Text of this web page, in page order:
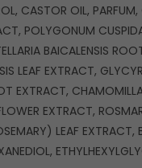
CASTOR OIL, PARFUM,
POLYGONUM
BAICALENSIS
LEAF EXTRACT,
EXTRACT,
EXTRACT,
LEAF EXTRACT,